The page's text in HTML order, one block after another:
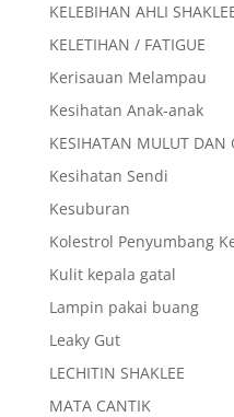
KELEBIHAN AHLI
KELETIHAN / FATIGUE
Kerisauan Melampau
Kesihatan Anak-anak
KESIHATAN MULUT DAN
Kesihatan Sendi
Kesuburan
Kolestrol Penyumbang
Kulit kepala gatal
Lampin pakai buang
Leaky Gut
LECHITIN SHAKLEE
MATA CANTIK